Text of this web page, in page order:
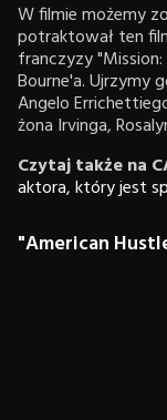
W filmie możemy
potraktował ten
franczyzy
Bourne'a. Ujrzymy
Angelo
żona Irvinga,
Czytaj także na
aktora, który jest
"American